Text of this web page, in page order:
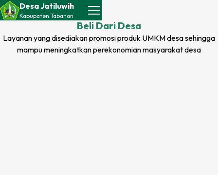
Desa Jatiluwih
Kabupaten Tabanan
Beli Dari Desa
Layanan yang disediakan promosi produk UMKMdesasehingga
mampu meningkatkan perekonomian masyarakatdesa